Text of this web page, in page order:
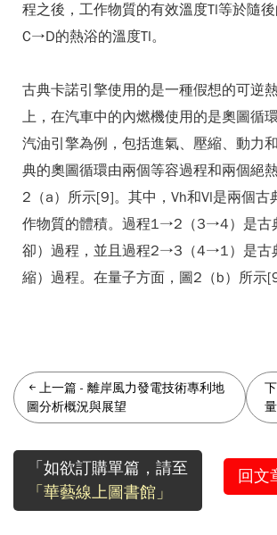
程之後，工作物質的有效溫度Tl等於隨
C→D的熱浴的溫度Tl。
古典卡諾引擎使用的是一種假想的可逆
上，在汽車中的內燃機使用的是奧圖循
汽油引擎為例，包括進氣、壓縮、動力
典的奧圖循環由兩個等容過程和兩個絕
2（a）所示[9]。其中，Vh和Vl是兩個古
作物質的體積。過程1→2（3→4）是古
卻）過程，並且過程2→3（4→1）是古
縮）過程。在量子方面，圖2（b）所示
上一篇 - 離岸風力發電技術專利地
圖分析概況與展望
「如欲訂購單篇，請至
「華藝線上圖書館」
回文